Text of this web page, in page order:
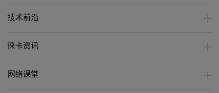
技术前沿
徕卡资讯
网络课堂